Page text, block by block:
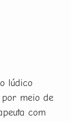
lúdico
por meio de
com